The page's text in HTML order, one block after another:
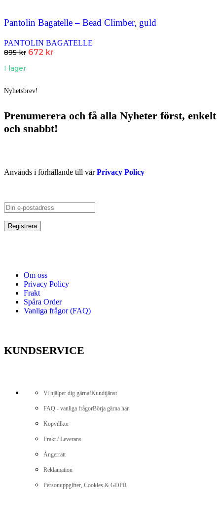
Pantolin Bagatelle – Bead Climber, guld
PANTOLIN BAGATELLE
895kr 672 kr
I lager
Nyhetsbrev!
Prenumerera och få alla Nyheter först, enkelt
och snabbt!
Används i förhållande till vårPrivacy Policy
Om oss
Privacy Policy
Frakt
Spåra Order
Vanliga frågor (FAQ)
KUNDSERVICE
Vi hjälper dig gärna!Kundtjänst
FAQ - vanliga frågorBörja gärna här
Köpvillkor
Frakt / Leverans
Ångerrätt
Reklamation
Personuppgifter, Cookies & GDPR